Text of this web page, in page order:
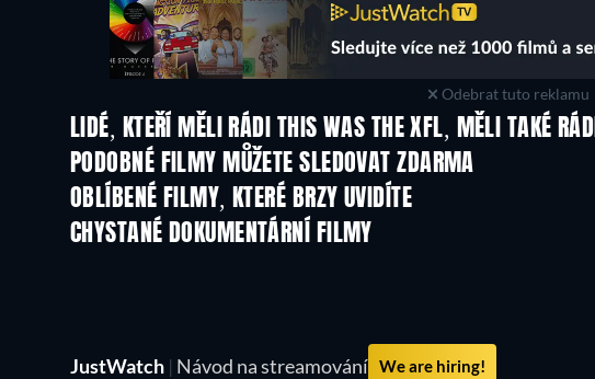
Odebrat tuto reklamu
LIDÉ, KTEŘÍ MĚLI RÁDI THIS WAS THE XFL, MĚLI TAKÉ RÁDI
PODOBNÉ FILMY MŮŽETE SLEDOVAT ZDARMA
OBLÍBENÉ FILMY, KTERÉ BRZY UVIDÍTE
CHYSTANÉ DOKUMENTÁRNÍ FILMY
JustWatch | Návod na streamování We are hiring!